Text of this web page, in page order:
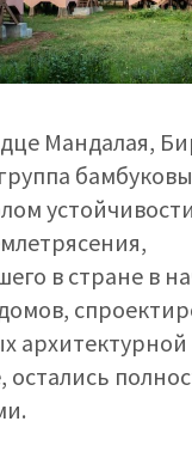
Мандалая,
в стране в
архитектурной
остались